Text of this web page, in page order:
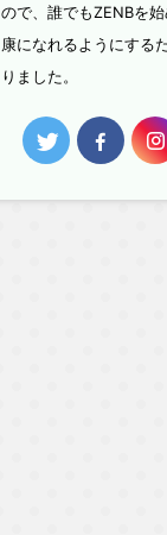
ので、誰でもZENBを
康になれるようにする
りました。